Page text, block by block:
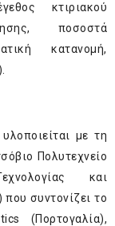
κτιριακού
ποσοστά
κατανομή,
με τη
Πολυτεχνείο
και
συντονίζει το
(Πορτογαλία),